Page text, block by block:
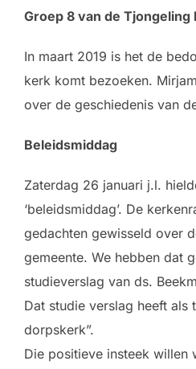
Groep 8 van de
In maart 2019 is het de
kerk komt bezoeken.
over de geschiedenis van
Beleidsmiddag
Zaterdag 26 januari j.l.
‘beleidsmiddag’. De
gedachten gewisseld over
gemeente. We hebben dat
studieverslag van ds.
Dat studie verslag heeft als
dorpskerk”.
Die positieve insteek willen